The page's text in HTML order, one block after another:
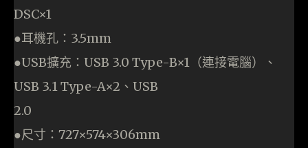
DSC×1
●耳機孔：3.5mm
●USB擴充：USB 3.0 Type-B×1（連接電腦）、
USB 3.1 Type-A×2、USB
2.0
●尺寸：727×574×306mm